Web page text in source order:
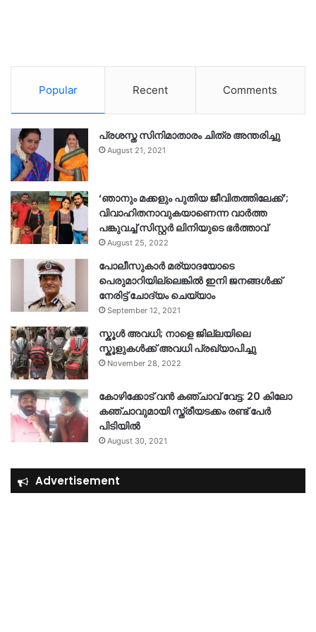
Popular Recent Comments
പ്രശസ്ത സിനിമാതാരം ചിത്ര അന്തരിച്ചു
August 21, 2021
‘ഞാനും മക്കളും പുതിയ ജീവിതത്തിലേക്ക്’;
വിവാഹിതനാവുകയാണെന്ന വാർത്ത
പങ്കുവച്ച് സിസ്റ്റർ ലിനിയുടെ ഭർത്താവ്
August 25, 2022
പോലീസുകാര്‍ മര്യാദയോടെ
പെരുമാറിയില്ലെങ്കില്‍ ഇനി ജനങ്ങള്‍ക്ക്
നേരിട്ട് ചോദ്യം ചെയ്യാം
September 12, 2021
സ്കൂൾ അവധി; നാളെ ജില്ലയിലെ
സ്കൂളുകൾക്ക് അവധി പ്രഖ്യാപിച്ചു
November 28, 2022
കോഴിക്കോട് വൻ കഞ്ചാവ് വേട്ട: 20 കിലോ
കഞ്ചാവുമായി സ്ത്രീയടക്കം രണ്ട് പേർ
പിടിയിൽ
August 30, 2021
Advertisement